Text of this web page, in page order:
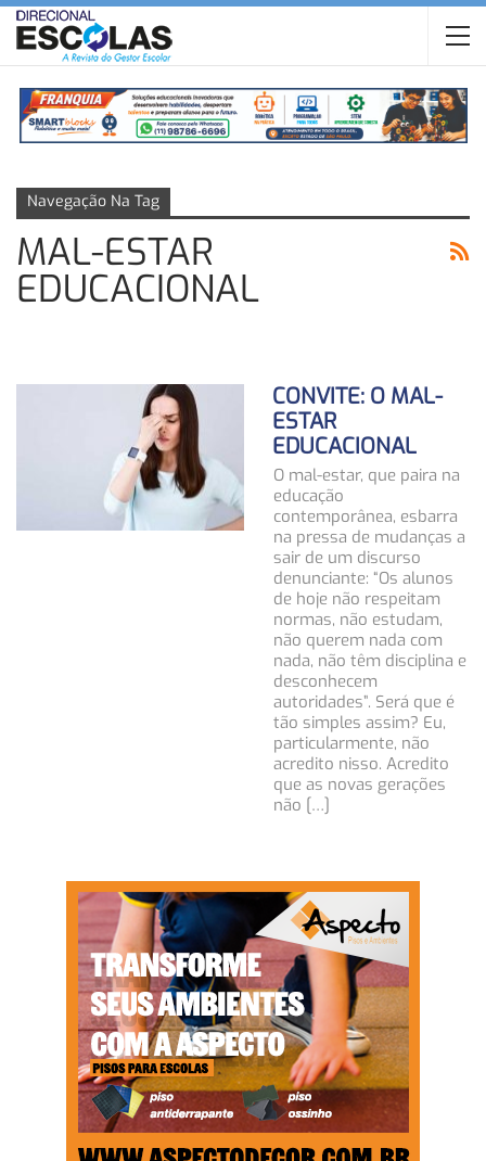
Navegação Na Tag
MAL-ESTAR
EDUCACIONAL
CONVITE: O MAL-
ESTAR
EDUCACIONAL
O mal-estar, que paira na
educação
contemporânea, esbarra
na pressa de mudanças a
sair de um discurso
denunciante: “Os alunos
de hoje não respeitam
normas, não estudam,
não querem nada com
nada, não têm disciplina e
desconhecem
autoridades”. Será que é
tão simples assim? Eu,
particularmente, não
acredito nisso. Acredito
que as novas gerações
não […]